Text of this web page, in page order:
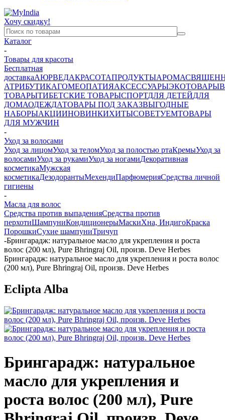
Хочу скидку!
Каталог
-
Товары для красоты
Бесплатная
доставкаАЮРВЕДАКРАСОТАПРОДУКТЫАРОМА
АТРИБУТИКАГОМЕОПАТИЯАКСЕССУАРЫЭКОТОВАРЫ
ТОВАРЫТИБЕТСКИЕ ТОВАРЫСПОРТДЛЯ ДЕТЕЙДЛЯ
ДОМАОДЕЖДАТОВАРЫ ПОД ЗАКАЗВЫГОДНЫЕ
НАБОРЫАКЦИИНОВИНКИХИТЫСОВЕТУЕМТОВАРЫ
ДЛЯ МУЖЧИН
-
Уход за волосами
Уход за лицомУход за теломУход за полостью ртаКремыУход за
волосамиУход за рукамиУход за ногамиДекоративная
косметикаМужская
косметикаДезодорантыМехендиПарфюмерияСредства личной
гигиены
-
Масла для волос
Средства против выпаденияСредства против
перхотиШампуниКондиционерыМаскиХна, ИндигоКраска
ПорошкиСухие шампуниТричуп
-Брингарадж: натуральное масло для укрепления и роста
волос (200 мл), Pure Bhringraj Oil, произв. Deve Herbes
Брингарадж: натуральное масло для укрепления и роста волос
(200 мл), Pure Bhringraj Oil, произв. Deve Herbes
Eclipta Alba
Брингарадж: натуральное
масло для укрепления и
роста волос (200 мл), Pure